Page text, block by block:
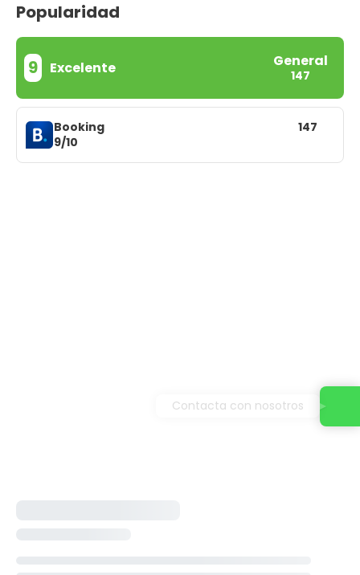
Popularidad
9 Excelente General
147
Booking
9/10
147
Contacta con nosotros